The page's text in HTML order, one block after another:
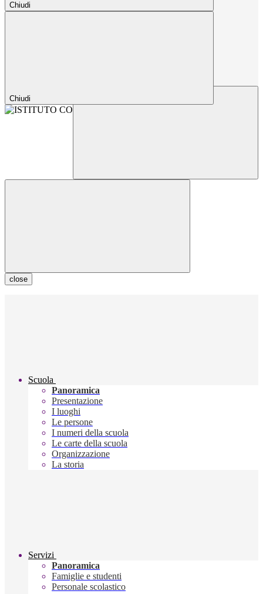
Chiudi
Chiudi
close
Scuola
Panoramica
Presentazione
I luoghi
Le persone
I numeri della scuola
Le carte della scuola
Organizzazione
La storia
Servizi
Panoramica
Famiglie e studenti
Personale scolastico